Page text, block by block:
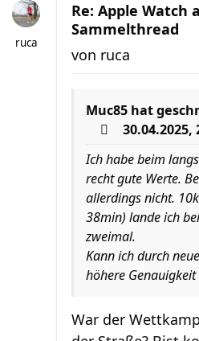
ruca
Re: Apple Watch
Sammelthread
von ruca
Muc85 hat
30.04.2025,
Ich habe beim
recht gute Werte.
allerdings nicht.
38min) lande ich
zweimal.
Kann ich durch
höhere Genauigkeit
War der